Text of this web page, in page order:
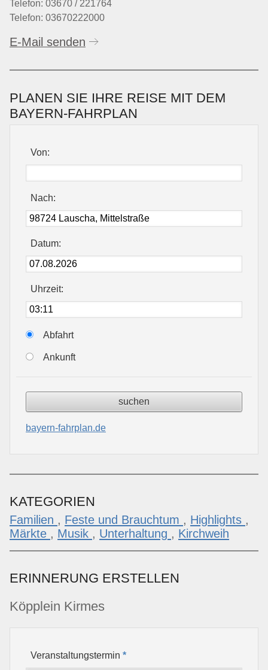
Telefon: 03670 / 221764
Telefon: 03670222000
E-Mail senden
PLANEN SIE IHRE REISE MIT DEM
BAYERN-FAHRPLAN
Von:
Nach:
Datum:
Uhrzeit:
Abfahrt
Ankunft
bayern-fahrplan.de
KATEGORIEN
Familien , Feste und Brauchtum , Highlights ,
Märkte , Musik , Unterhaltung , Kirchweih
ERINNERUNG ERSTELLEN
Köpplein Kirmes
Veranstaltungstermin*